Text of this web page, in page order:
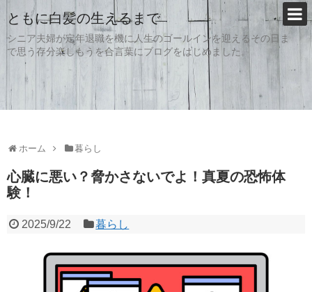
ともに白髪の生えるまで
シニア夫婦が定年退職を機に人生のゴールインを迎えるその日ま
で思う存分楽しもうを合言葉にブログをはじめました。
ホーム 暮らし
心臓に悪い？脅かさないでよ！真夏の恐怖体
験！
2025/9/22 暮らし